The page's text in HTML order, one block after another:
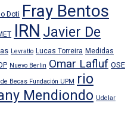
Doti Fray Bentos
IRN Javier De
Levratto Lucas Torreira Medidas
Nuevo Berlin Omar Lafluf OSE
Becas Fundación UPM rio
Mendiondo Udelar